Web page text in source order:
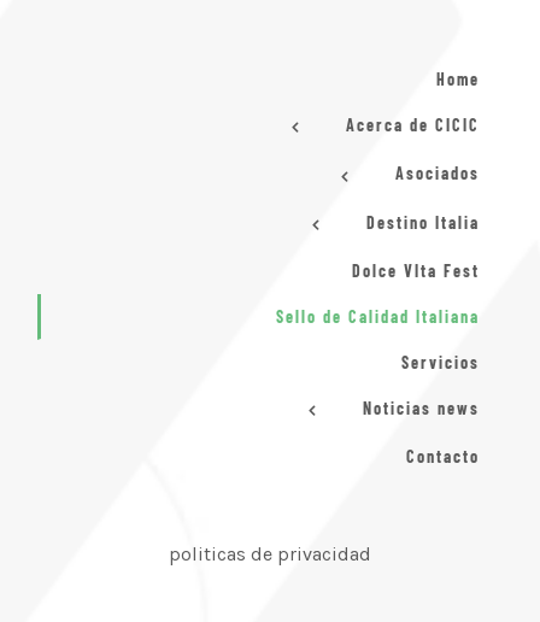
Home
Acerca de CICIC
Asociados
Destino Italia
Dolce VIta Fest
Sello de Calidad Italiana
Servicios
Noticias news
Contacto
politicas de privacidad